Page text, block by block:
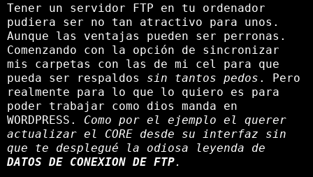
Tener un servidor FTP en tu ordenador
pudiera ser no tan atractivo para unos.
Aunque las ventajas pueden ser perronas.
Comenzando con la opción de sincronizar
mis carpetas con las de mi cel para que
pueda ser respaldos sin tantos pedos . Pero
realmente para lo que lo quiero es para
poder trabajar como dios manda en
WORDPRESS. Como por el ejemplo el querer
actualizar el CORE desde su interfaz sin
que te desplegué la odiosa leyenda de
DATOS DE CONEXION DE FTP.